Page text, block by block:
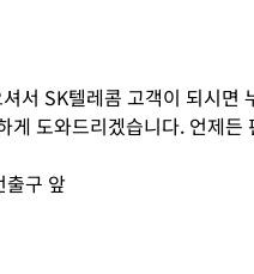
SK텔레콤 고객이 되시
도와드리겠습니다. 언제든
출구 앞